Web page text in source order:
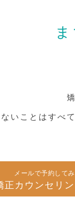
いことはすべ
メールで予約して
正カウンセリ